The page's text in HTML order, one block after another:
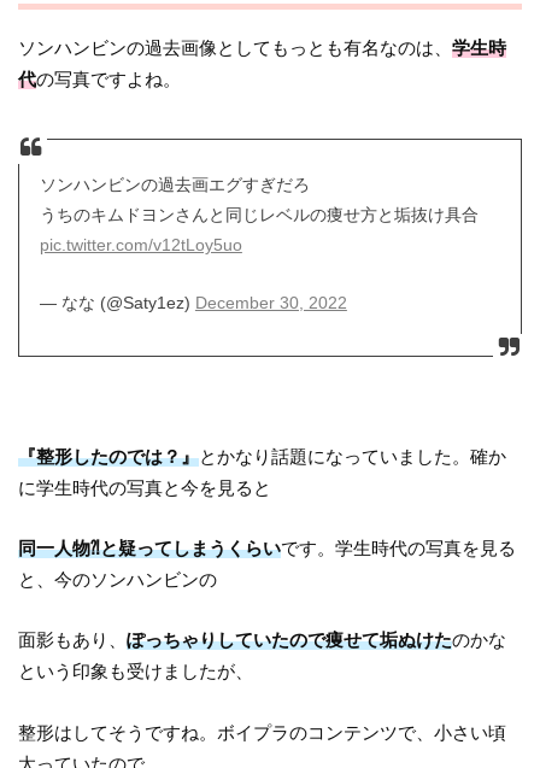
ソンハンビンの過去画像としてもっとも有名なのは、学生時
代の写真ですよね。
ソンハンビンの過去画エグすぎだろ
うちのキムドヨンさんと同じレベルの痩せ方と垢抜け具合
pic.twitter.com/v12tLoy5uo
— ︎︎なな (@Saty1ez) December 30, 2022
『整形したのでは？』とかなり話題になっていました。確か
に学生時代の写真と今を見ると
同一人物⁈と疑ってしまうくらいです。学生時代の写真を見る
と、今のソンハンビンの
面影もあり、ぽっちゃりしていたので痩せて垢ぬけたのかな
という印象も受けましたが、
整形はしてそうですね。ボイプラのコンテンツで、小さい頃
太っていたので、